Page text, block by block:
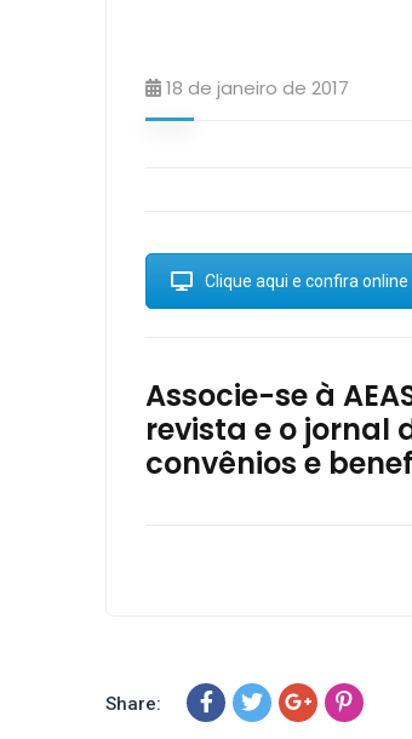
18 de janeiro de 2017
Clique aqui e confira online
Associe-se à
revista e o jornal
convênios e
Share: